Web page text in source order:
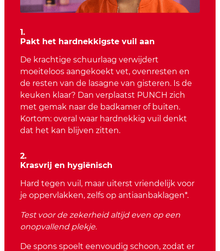
1.
Pakt het hardnekkigste vuil aan
De krachtige schuurlaag verwijdert
moeiteloos aangekoekt vet, ovenresten en
de resten van de lasagne van gisteren. Is de
keuken klaar? Dan verplaatst PUNCH zich
met gemak naar de badkamer of buiten.
Kortom: overal waar hardnekkig vuil denkt
dat het kan blijven zitten.
2.
Krasvrij en hygiënisch
Hard tegen vuil, maar uiterst vriendelijk voor
je oppervlakken, zelfs op antiaanbaklagen*.
Test voor de zekerheid altijd even op een
onopvallend plekje.
De spons spoelt eenvoudig schoon, zodat er